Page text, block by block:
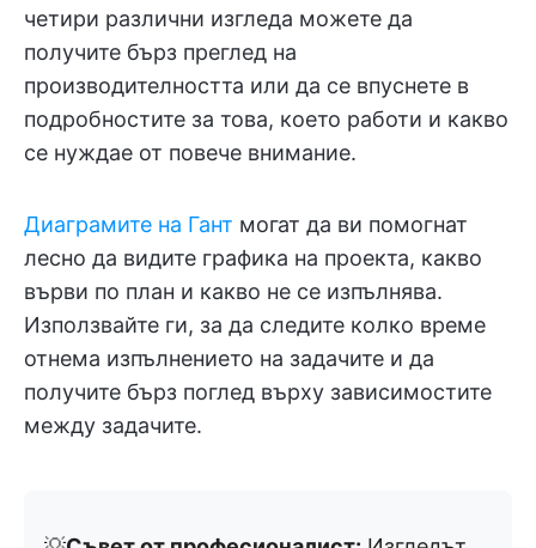
четири различни изгледа можете да
получите бърз преглед на
производителността или да се впуснете в
подробностите за това, което работи и какво
се нуждае от повече внимание.
Диаграмите на Гант могат да ви помогнат
лесно да видите графика на проекта, какво
върви по план и какво не се изпълнява.
Използвайте ги, за да следите колко време
отнема изпълнението на задачите и да
получите бърз поглед върху зависимостите
между задачите.